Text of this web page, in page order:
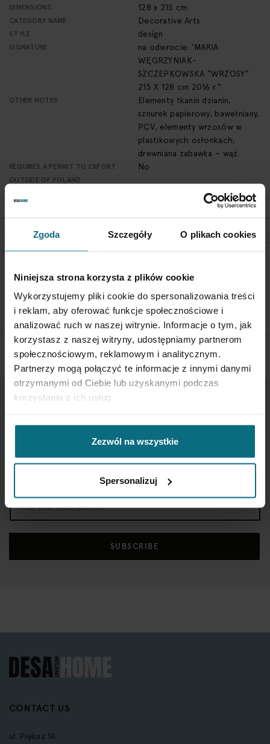
Zgoda Szczegóły O plikach cookies
Niniejsza strona korzysta z plików cookie
Wykorzystujemy pliki cookie do spersonalizowania treści
i reklam, aby oferować funkcje społecznościowe i
analizować ruch w naszej witrynie. Informacje o tym, jak
korzystasz z naszej witryny, udostępniamy partnerom
społecznościowym, reklamowym i analitycznym.
Partnerzy mogą połączyć te informacje z innymi danymi
otrzymanymi od Ciebie lub uzyskanymi podczas
korzystania z ich usług.
Zezwól na wszystkie
Spersonalizuj
DIMENSIONS 128 x 215 cm
CATEGORY NAME Decorative Arts
STYLE design
SIGNATURE
na odwrocie: 'MARIA
WĘGRZYNIAK-
SZCZEPKOWSKA "WRZOSY"
215 X 128 cm 2016 r."
OTHER NOTES
Elementy tkanin dzianin,
sznurek papierowy, bawełniany,
PCV, elementy wrzosów w
plastikowych osłonkach,
drewniana zabawka – wąż.
REQUIRES A PERMIT TO EXPORT
OUTSIDE OF POLAND
No
If you wish to return a product, please contact Service
Department 3 days from the shipment arrival.
CHECK THE DETAILS
NEWSLETTER
newsletter enter your email below.
Sign
Up
SUBSCRIBE
CONTACT US
ul. Piękna 1A